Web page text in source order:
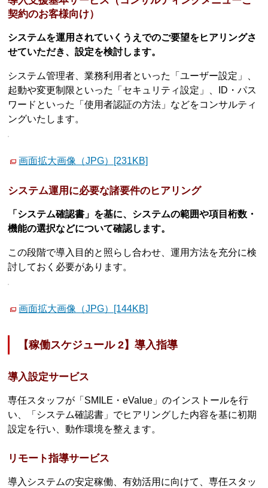
契約のお客様向け）
システムを運用されていくうえでのご要望をヒアリングさ
せていただき、設定を検討します。
システム管理者、業務利用者といった「ユーザー設定」、
起動や変更制限といった「セキュリティ設定」、ID・パス
ワードといった「使用者認証の方法」などをコンサルティ
ングいたします。
画面拡大画像（JPG）[231KB]
システム運用に必要な諸要件のヒアリング
「システム確認書」を基に、システムの範囲や項目桁数・
機能の選択などについて確認します。
この段階で導入目的と照らし合わせ、運用方法を充分に検
討しておく必要があります。
画面拡大画像（JPG）[144KB]
【稼働スケジュール 2】導入指導
導入設定サービス
専任スタッフが「SMILE・eValue」のインストールを行
い、「システム確認書」でヒアリングした内容を基に初期
設定を行い、動作環境を整えます。
リモート指導サービス
導入システムの安定稼働、有効活用に向けて、専任スタッ